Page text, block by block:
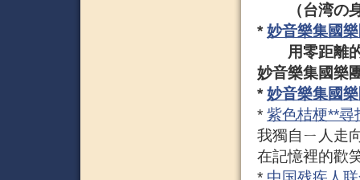
（台湾の身
*妙音樂集國
用零距離的
妙音樂集國樂
*妙音樂集國
* 紫色桔梗**尋
我獨自ㄧ人走
在記憶裡的歡